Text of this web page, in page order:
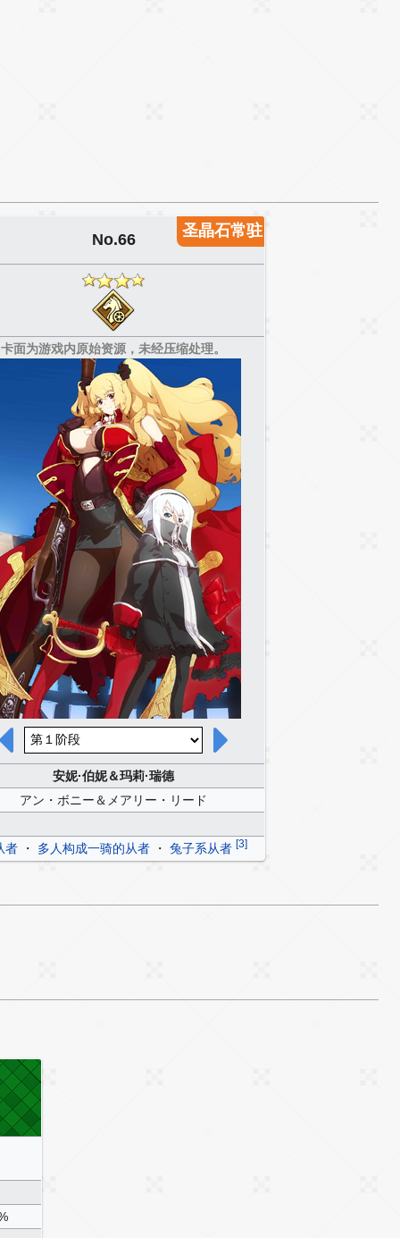
No.66 圣晶石常驻
卡面为游戏内原始资源，未经压缩处理。
安妮·伯妮＆玛莉·瑞德
アン・ボニー＆メアリー・リード
者 ・ 多人构成一骑的从者 ・ 兔子系从者 [3]